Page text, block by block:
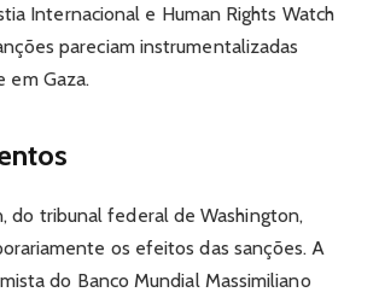
Internacional e Human Rights Watch
pareciam instrumentalizadas
em Gaza.
do tribunal federal de Washington,
os efeitos das sanções. A
do Banco Mundial Massimiliano